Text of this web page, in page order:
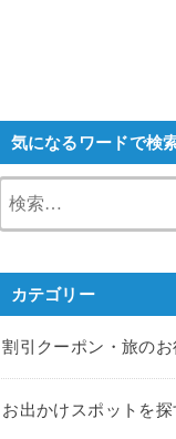
気になるワードで検
カテゴリー
割引クーポン・旅のお
お出かけスポットを探